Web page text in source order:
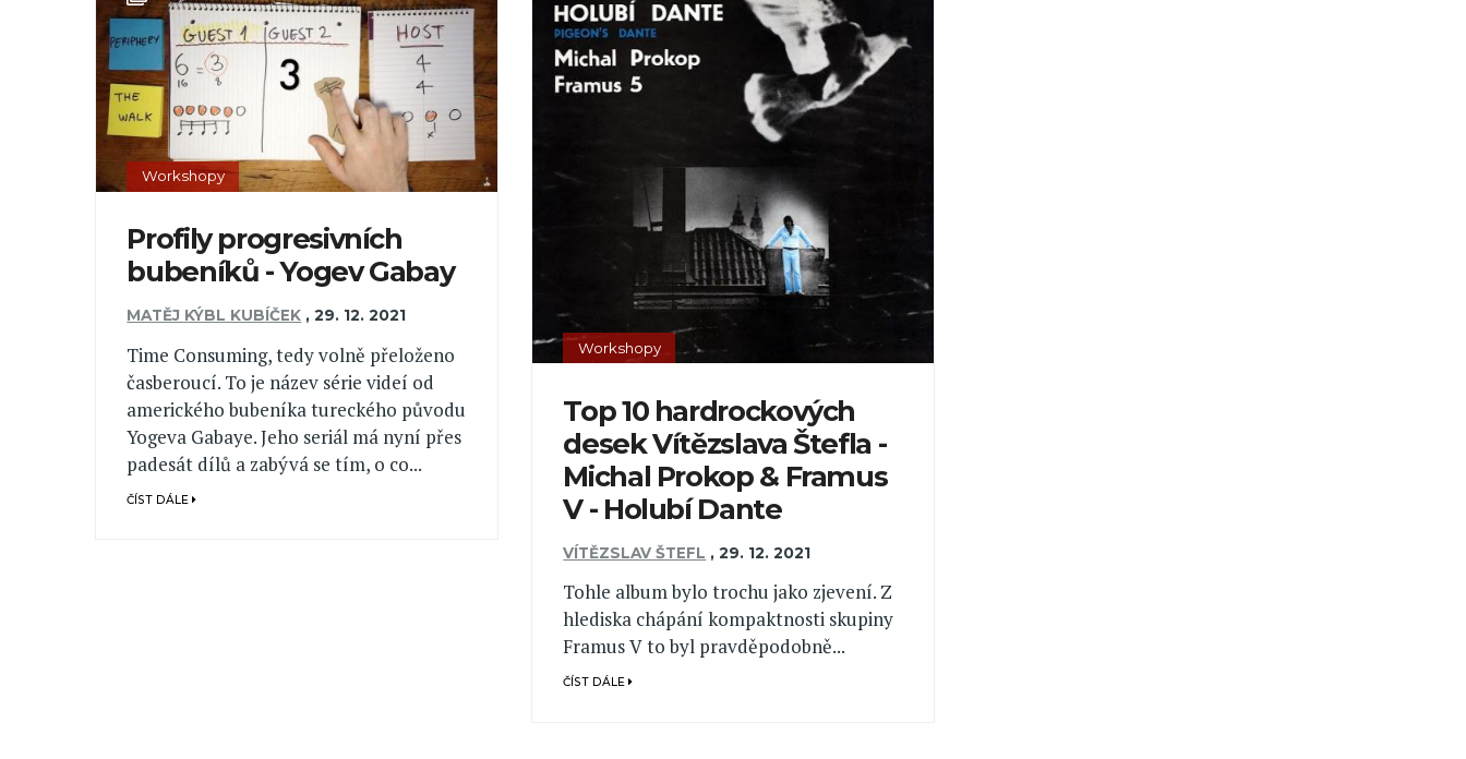
Workshopy
Profily progresivních
bubeníků - Yogev Gabay
MATĚJ KÝBL KUBÍČEK ,29. 12. 2021
Time Consuming, tedy volně přeloženo
časberoucí. To je název série videí od
amerického bubeníka tureckého původu
Yogeva Gabaye. Jeho seriál má nyní přes
padesát dílů a zabývá se tím, o co...
ČÍST DÁLE
Workshopy
Top 10 hardrockových
desek Vítězslava Štefla -
Michal Prokop & Framus
V - Holubí Dante
VÍTĚZSLAV ŠTEFL ,29. 12. 2021
Tohle album bylo trochu jako zjevení. Z
hlediska chápání kompaktnosti skupiny
Framus V to byl pravděpodobně...
ČÍST DÁLE